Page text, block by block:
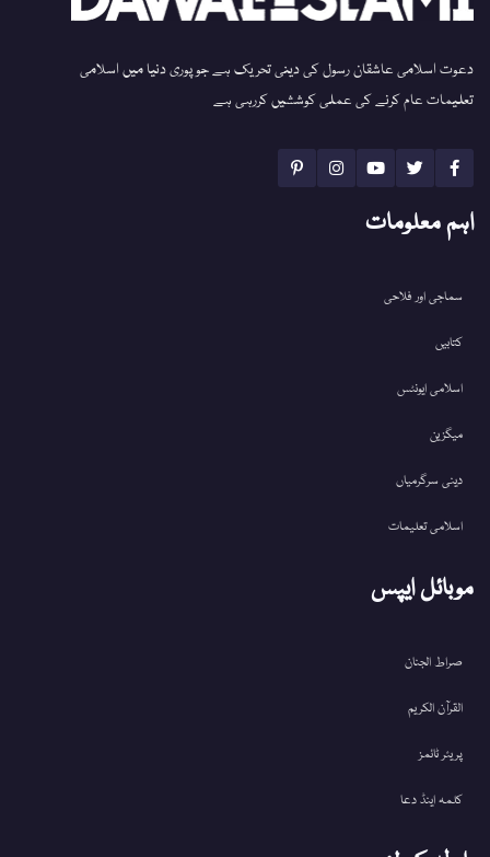
دعوت اسلامی عاشقان رسول کی دینی تحریک ہے جو پوری دنیا میں اسلامی
تعلیمات عام کرنے کی عملی کوششیں کررہی ہے
اہم معلومات
سماجی اور فلاحی
کتابیں
اسلامی ایونٹس
میگزین
دینی سرگرمیاں
اسلامی تعلیمات
موبائل ایپس
صراط الجنان
القرآن الکریم
پریئر ٹائمز
کلمہ اینڈ دعا